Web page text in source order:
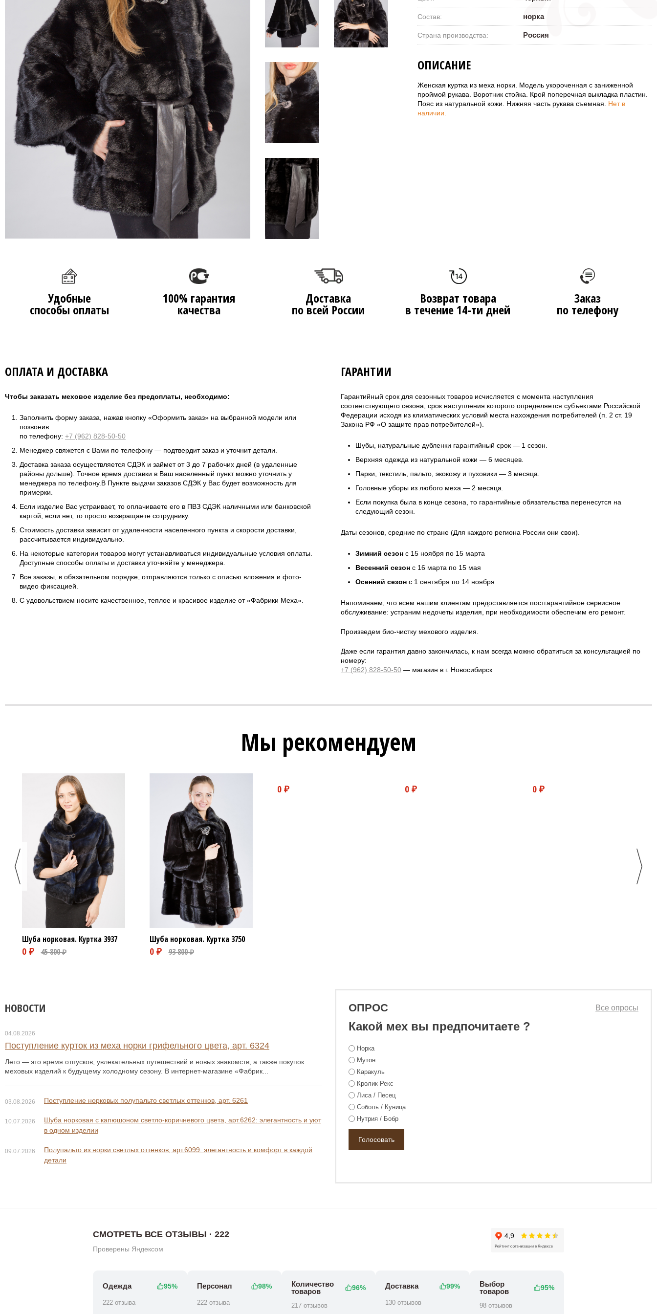
Состав: норка
Страна производства: Россия
ОПИСАНИЕ
Женская куртка из меха норки. Модель укороченная с заниженной
проймой рукава. Воротник стойка. Крой поперечная выкладка пластин.
Пояс из натуральной кожи. Нижняя часть рукава съемная.
Нет в
наличии.
Удобные
способы оплаты
100% гарантия
качества
Доставка
по всей России
Возврат товара
в течение 14-ти дней
Заказ
по телефону
ОПЛАТА И ДОСТАВКА
Чтобы заказать меховое изделие без предоплаты, необходимо:
Заполнить форму заказа, нажав кнопку «Оформить заказ» на выбранной модели или
позвонив
по телефону: +7 (962) 828-50-50
Менеджер свяжется с Вами по телефону — подтвердит заказ и уточнит детали.
Доставка заказа осуществляется СДЭК и займет от 3 до 7 рабочих дней (в удаленные
районы дольше). Точное время доставки в Ваш населенный пункт можно уточнить у
менеджера по телефону.В Пункте выдачи заказов СДЭК у Вас будет возможность для
примерки.
Если изделие Вас устраивает, то оплачиваете его в ПВЗ СДЭК наличными или банковской
картой, если нет, то просто возвращаете сотруднику.
Стоимость доставки зависит от удаленности населенного пункта и скорости доставки,
рассчитывается индивидуально.
На некоторые категории товаров могут устанавливаться индивидуальные условия оплаты.
Доступные способы оплаты и доставки уточняйте у менеджера.
Все заказы, в обязательном порядке, отправляются только с описью вложения и фото-
видео фиксацией.
С удовольствием носите качественное, теплое и красивое изделие от «Фабрики Меха».
ГАРАНТИИ
Гарантийный срок для сезонных товаров исчисляется с момента наступления
соответствующего сезона, срок наступления которого определяется субъектами Российской
Федерации исходя из климатических условий места нахождения потребителей (п. 2 ст. 19
Закона РФ «О защите прав потребителей»).
Шубы, натуральные дубленки гарантийный срок — 1 сезон.
Верхняя одежда из натуральной кожи — 6 месяцев.
Парки, текстиль, пальто, экокожу и пуховики — 3 месяца.
Головные уборы из любого меха — 2 месяца.
Если покупка была в конце сезона, то гарантийные обязательства перенесутся на
следующий сезон.
Даты сезонов, средние по стране (Для каждого региона России они свои).
Зимний сезон с 15 ноября по 15 марта
Весенний сезон с 16 марта по 15 мая
Осенний сезон с 1 сентября по 14 ноября
Напоминаем, что всем нашим клиентам предоставляется постгарантийное сервисное
обслуживание: устраним недочеты изделия, при необходимости обеспечим его ремонт.
Произведем био-чистку мехового изделия.
Даже если гарантия давно закончилась, к нам всегда можно обратиться за консультацией по
номеру:
+7 (962) 828-50-50 — магазин в г. Новосибирск
Мы рекомендуем
Шуба норковая. Куртка 3937
0 ₽ 45 800 ₽
Шуба норковая. Куртка 3750
0 ₽
НОВОСТИ
04.08.2026
Поступление курток из меха норки грифельного цвета, арт. 6324
Лето — это время отпусков, увлекательных путешествий и новых знакомств, а также покупок
меховых изделий к будущему холодному сезону. В интернет-магазине «Фабрик...
03.08.2026 Поступление норковых полупальто светлых оттенков, арт. 6261
10.07.2026
Шуба норковая с капюшоном светло-коричневого цвета, арт.6262: элегантность и уют
в одном изделии
09.07.2026
Полупальто из норки светлых оттенков, арт.6099: элегантность и комфорт в каждой
детали
ОПРОС
Какой мех вы предпочитаете ?
Все опросы
Норка
Мутон
Каракуль
Кролик-Рекс
Лиса / Песец
Соболь / Куница
Нутрия / Бобр
СМОТРЕТЬ ВСЕ ОТЗЫВЫ · 222
Проверены Яндексом
Одежда 95%
222 отзыва
Персонал 98%
222 отзыва
Количество
товаров
96%
217 отзывов
Доставка 99%
130 отзывов
Выбор
товаров
95%
98 отзывов